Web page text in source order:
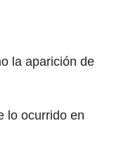
la aparición de
lo ocurrido en